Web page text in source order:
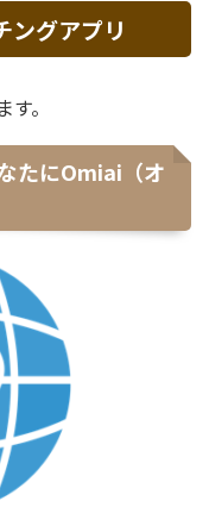
ングアプリ
。
たにOmiai（オ